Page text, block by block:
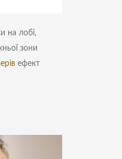
на лобі,
зони
ефект